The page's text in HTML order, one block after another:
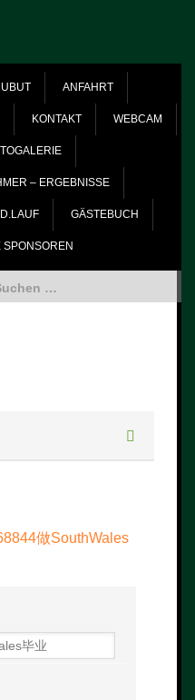
ANFAHRT
KONTAKT WEBCAM
– ERGEBNISSE
GÄSTEBUCH
SPONSOREN
做SouthWales